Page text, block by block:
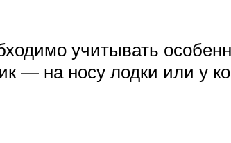
учитывать
— на носу лодки или